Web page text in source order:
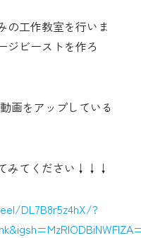
の工作教室を行いま
ジビーストを作ろ
画をアップしている
みてください↓↓↓
DL7B8r5z4hX/?